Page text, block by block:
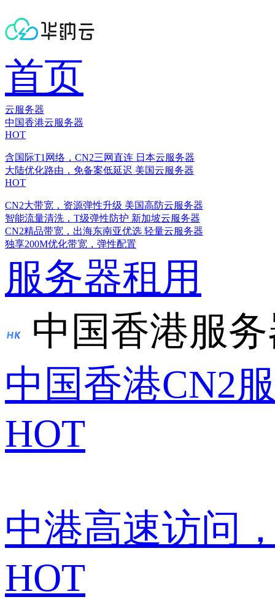
首页
云服务器
中国香港云服务器
HOT
含国际T1网络，CN2三网直连 日本云服务器
大陆优化路由，免备案低延迟 美国云服务器
HOT
CN2大带宽，资源弹性升级 美国高防云服务器
智能流量清洗，T级弹性防护 新加坡云服务器
CN2精品带宽，出海东南亚优选 轻量云服务器
独享200M优化带宽，弹性配置
服务器租用
中国香港服
中国香港CN2
HOT
中港高速访问
HOT